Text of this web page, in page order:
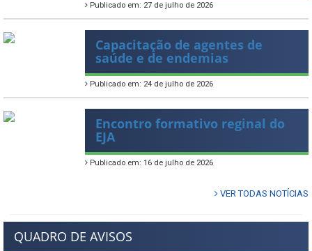
Publicado em: 27 de julho de 2026
Capacitação de agentes de
saúde e de endemias
Publicado em: 24 de julho de 2026
Encontro formativo reginal do
EJA
Publicado em: 16 de julho de 2026
VER TODAS NOTÍCIAS
QUADRO DE AVISOS